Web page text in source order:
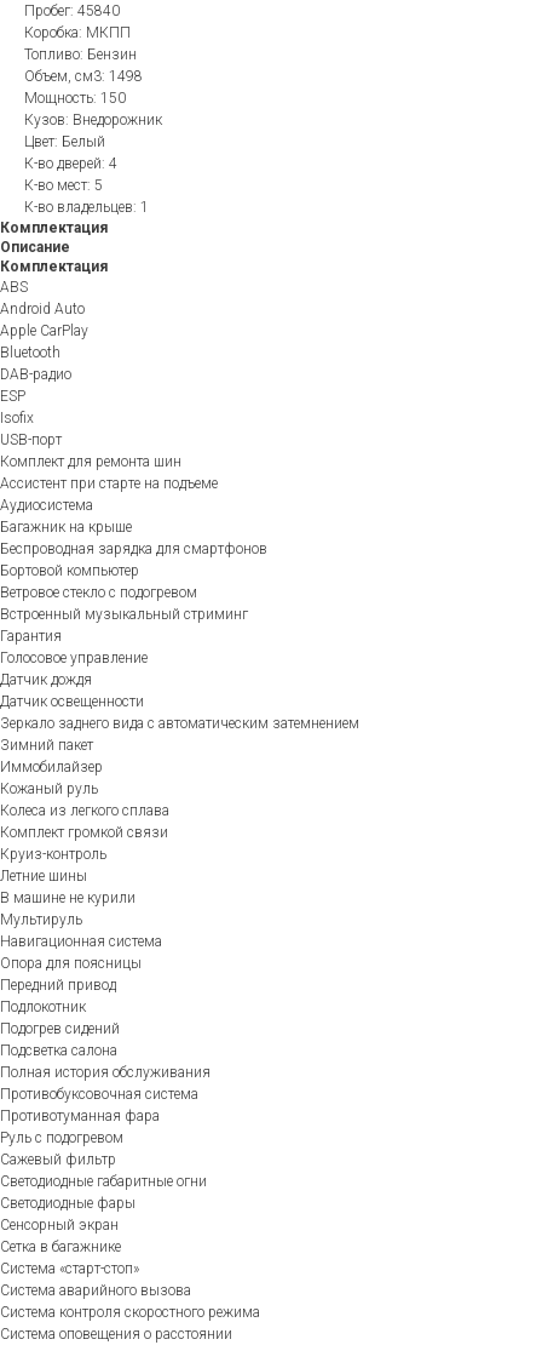
Пробег: 45840
Коробка: МКПП
Топливо: Бензин
Объем, см3: 1498
Мощность: 150
Кузов: Внедорожник
Цвет: Белый
К-во дверей: 4
К-во мест: 5
К-во владельцев: 1
Комплектация
Описание
Комплектация
ABS
Android Auto
Apple CarPlay
Bluetooth
DAB-радио
ESP
Isofix
USB-порт
Комплект для ремонта шин
Ассистент при старте на подъеме
Аудиосистема
Багажник на крыше
Беспроводная зарядка для смартфонов
Бортовой компьютер
Ветровое стекло с подогревом
Встроенный музыкальный стриминг
Гарантия
Голосовое управление
Датчик дождя
Датчик освещенности
Зеркало заднего вида с автоматическим затемнением
Зимний пакет
Иммобилайзер
Кожаный руль
Колеса из легкого сплава
Комплект громкой связи
Круиз-контроль
Летние шины
В машине не курили
Мультируль
Навигационная система
Опора для поясницы
Передний привод
Подлокотник
Подогрев сидений
Подсветка салона
Полная история обслуживания
Противобуксовочная система
Противотуманная фара
Руль с подогревом
Сажевый фильтр
Светодиодные габаритные огни
Светодиодные фары
Сенсорный экран
Сетка в багажнике
Система «старт-стоп»
Система аварийного вызова
Система контроля скоростного режима
Система оповещения о расстоянии